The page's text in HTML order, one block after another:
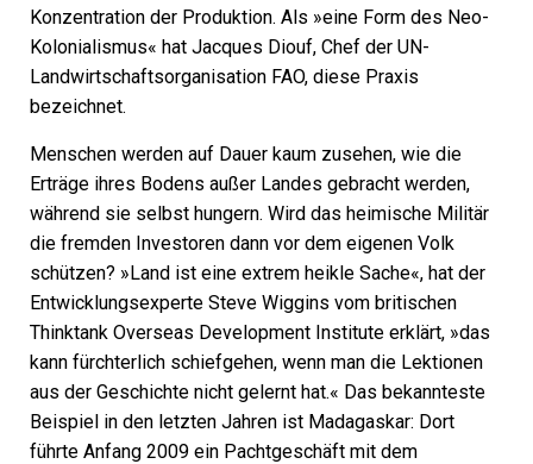
Konzentration der Produktion. Als »eine Form des Neo-
Kolonialismus« hat Jacques Diouf, Chef der UN-
Landwirtschaftsorganisation FAO, diese Praxis
bezeichnet.
Menschen werden auf Dauer kaum zusehen, wie die
Erträge ihres Bodens außer Landes gebracht werden,
während sie selbst hungern. Wird das heimische Militär
die fremden Investoren dann vor dem eigenen Volk
schützen? »Land ist eine extrem heikle Sache«, hat der
Entwicklungsexperte Steve Wiggins vom britischen
Thinktank Overseas Development Institute erklärt, »das
kann fürchterlich schiefgehen, wenn man die Lektionen
aus der Geschichte nicht gelernt hat.« Das bekannteste
Beispiel in den letzten Jahren ist Madagaskar: Dort
führte Anfang 2009 ein Pachtgeschäft mit dem